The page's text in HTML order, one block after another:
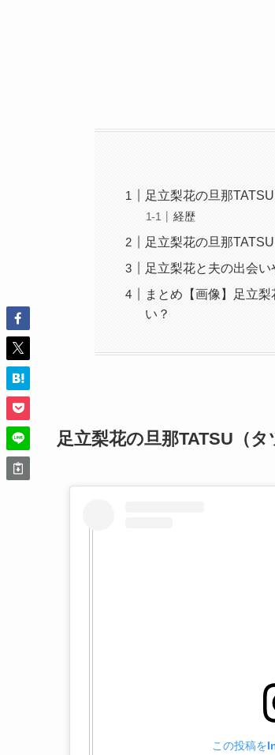
足立梨花の旦那
経歴
足立梨花の旦那
足立梨花と夫の出会
まとめ【画像】足立
い？
足立梨花の旦那TATSU（
この投稿を